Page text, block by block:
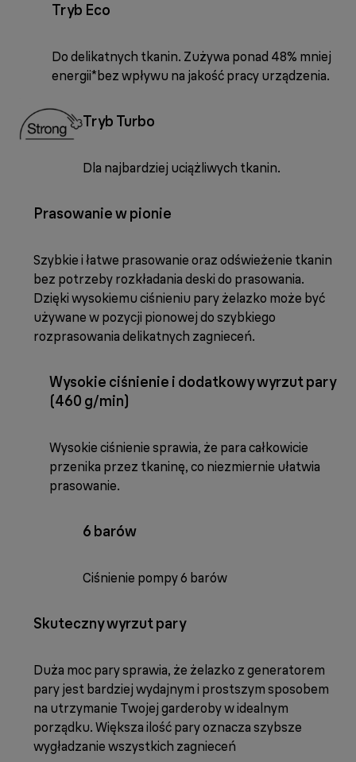
Tryb Eco
Do delikatnych tkanin. Zużywa ponad 48% mniej
energii*bez wpływu na jakość pracy urządzenia.
Tryb Turbo
Dla najbardziej uciążliwych tkanin.
Prasowanie w pionie
Szybkie i łatwe prasowanie oraz odświeżenie tkanin
bez potrzeby rozkładania deski do prasowania.
Dzięki wysokiemu ciśnieniu pary żelazko może być
używane w pozycji pionowej do szybkiego
rozprasowania delikatnych zagnieceń.
Wysokie ciśnienie i dodatkowy wyrzut pary
(460 g/min)
Wysokie ciśnienie sprawia, że para całkowicie
przenika przez tkaninę, co niezmiernie ułatwia
prasowanie.
6 barów
Ciśnienie pompy 6 barów
Skuteczny wyrzut pary
Duża moc pary sprawia, że żelazko z generatorem
pary jest bardziej wydajnym i prostszym sposobem
na utrzymanie Twojej garderoby w idealnym
porządku. Większa ilość pary oznacza szybsze
wygładzanie wszystkich zagnieceń